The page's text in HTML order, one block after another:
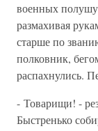
военных
размахивая
старше по
полковник,
распахнулись.
- Товарищи! -
Быстренько